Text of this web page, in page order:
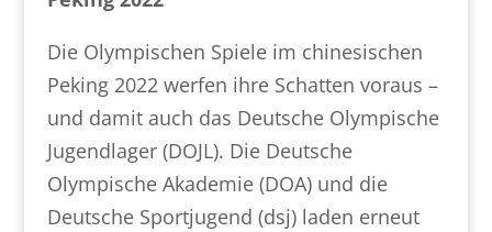
Die Olympischen Spiele im chinesischen
Peking 2022 werfen ihre Schatten voraus –
und damit auch das Deutsche Olympische
Jugendlager (DOJL). Die Deutsche
Olympische Akademie (DOA) und die
Deutsche Sportjugend (dsj) laden erneut